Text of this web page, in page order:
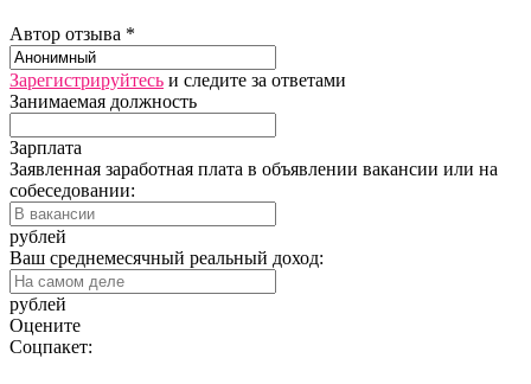
Автор отзыва *
Зарегистрируйтесь и следите за ответами
Занимаемая должность
Зарплата
Заявленная заработная плата в объявлении вакансии или на
собеседовании:
рублей
Ваш среднемесячный реальный доход:
рублей
Оцените
Соцпакет: